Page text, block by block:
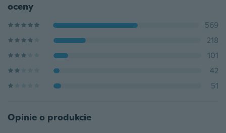
oceny
569
218
101
42
51
Opinie o produkcie